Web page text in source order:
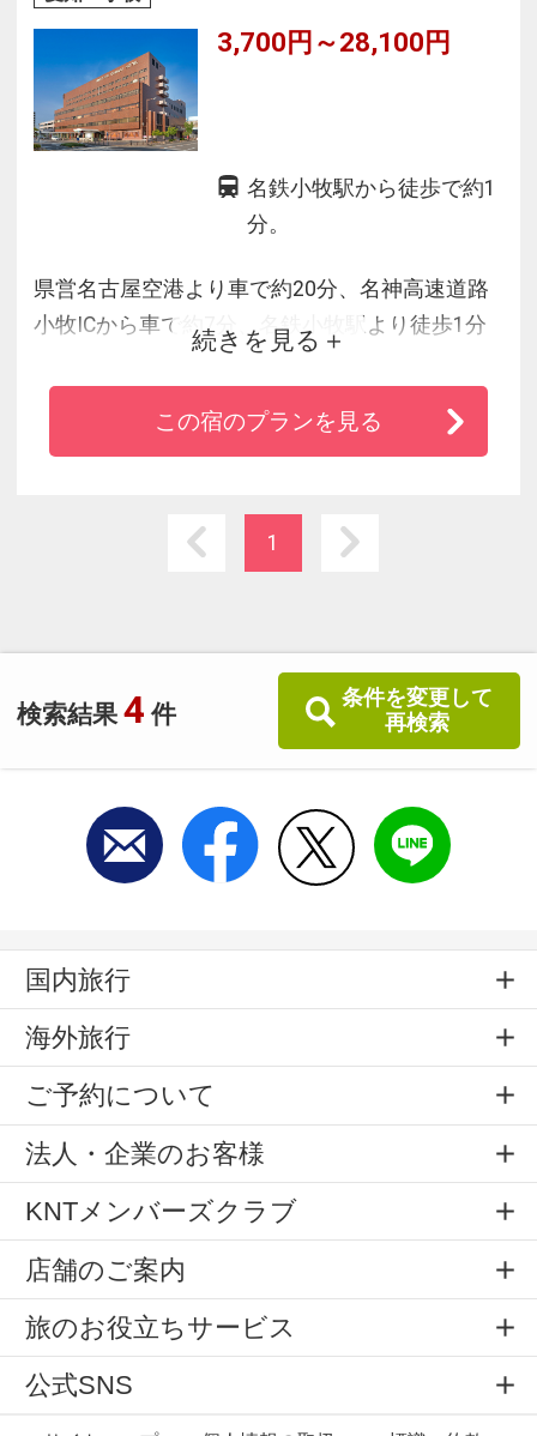
検索結果 4 件
条件を変更して
再検索
3,700円～28,100円
名鉄小牧駅から徒歩で約1
分。
県営名古屋空港より車で約20分、名神高速道路
小牧ICから車で約7分、名鉄小牧駅より徒歩1分
と立地条件に恵まれております。
続きを見る
この宿のプランを見る
1
国内旅行
海外旅行
ご予約について
法人・企業のお客様
KNTメンバーズクラブ
店舗のご案内
旅のお役立ちサービス
公式SNS